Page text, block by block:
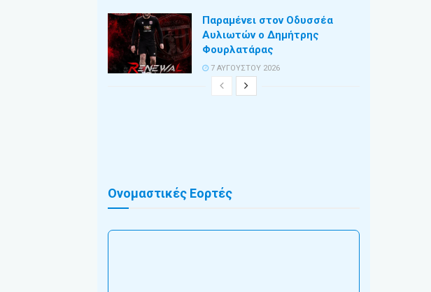
Παραμένει στον Οδυσσέα
Αυλιωτών ο Δημήτρης
Φουρλατάρας
7 ΑΥΓΟΎΣΤΟΥ 2026
Ονομαστικές Εορτές